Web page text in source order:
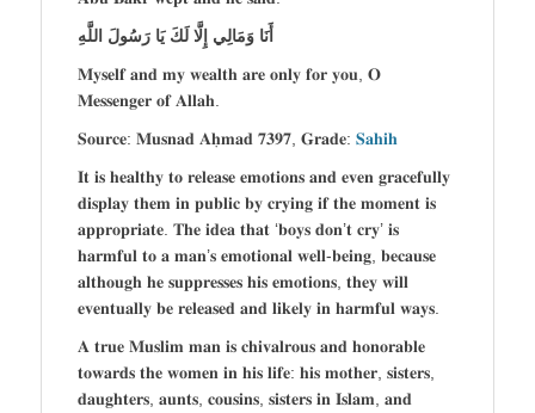
أَنَا وَمَالِي إِلَّا لَكَ يَا رَسُولَ اللَّهِ
𝐌𝐲𝐬𝐞𝐥𝐟 𝐚𝐧𝐝 𝐦𝐲 𝐰𝐞𝐚𝐥𝐭𝐡 𝐚𝐫𝐞 𝐨𝐧𝐥𝐲 𝐟𝐨𝐫 𝐲𝐨𝐮, 𝐎
𝐌𝐞𝐬𝐬𝐞𝐧𝐠𝐞𝐫 𝐨𝐟 𝐀𝐥𝐥𝐚𝐡.
𝐒𝐨𝐮𝐫𝐜𝐞: 𝐌𝐮𝐬𝐧𝐚𝐝 𝐀𝐡̣𝐦𝐚𝐝 𝟕𝟑𝟗𝟕, 𝐆𝐫𝐚𝐝𝐞: 𝐒𝐚𝐡𝐢𝐡
𝐈𝐭 𝐢𝐬 𝐡𝐞𝐚𝐥𝐭𝐡𝐲 𝐭𝐨 𝐫𝐞𝐥𝐞𝐚𝐬𝐞 𝐞𝐦𝐨𝐭𝐢𝐨𝐧𝐬 𝐚𝐧𝐝 𝐞𝐯𝐞𝐧 𝐠𝐫𝐚𝐜𝐞𝐟𝐮𝐥𝐥𝐲
𝐝𝐢𝐬𝐩𝐥𝐚𝐲 𝐭𝐡𝐞𝐦 𝐢𝐧 𝐩𝐮𝐛𝐥𝐢𝐜 𝐛𝐲 𝐜𝐫𝐲𝐢𝐧𝐠 𝐢𝐟 𝐭𝐡𝐞 𝐦𝐨𝐦𝐞𝐧𝐭 𝐢𝐬
𝐚𝐩𝐩𝐫𝐨𝐩𝐫𝐢𝐚𝐭𝐞. 𝐓𝐡𝐞 𝐢𝐝𝐞𝐚 𝐭𝐡𝐚𝐭 ‘𝐛𝐨𝐲𝐬 𝐝𝐨𝐧’𝐭 𝐜𝐫𝐲’ 𝐢𝐬
𝐡𝐚𝐫𝐦𝐟𝐮𝐥 𝐭𝐨 𝐚 𝐦𝐚𝐧’𝐬 𝐞𝐦𝐨𝐭𝐢𝐨𝐧𝐚𝐥 𝐰𝐞𝐥𝐥-𝐛𝐞𝐢𝐧𝐠, 𝐛𝐞𝐜𝐚𝐮𝐬𝐞
𝐚𝐥𝐭𝐡𝐨𝐮𝐠𝐡 𝐡𝐞 𝐬𝐮𝐩𝐩𝐫𝐞𝐬𝐬𝐞𝐬 𝐡𝐢𝐬 𝐞𝐦𝐨𝐭𝐢𝐨𝐧𝐬, 𝐭𝐡𝐞𝐲 𝐰𝐢𝐥𝐥
𝐞𝐯𝐞𝐧𝐭𝐮𝐚𝐥𝐥𝐲 𝐛𝐞 𝐫𝐞𝐥𝐞𝐚𝐬𝐞𝐝 𝐚𝐧𝐝 𝐥𝐢𝐤𝐞𝐥𝐲 𝐢𝐧 𝐡𝐚𝐫𝐦𝐟𝐮𝐥 𝐰𝐚𝐲𝐬.
𝐀 𝐭𝐫𝐮𝐞 𝐌𝐮𝐬𝐥𝐢𝐦 𝐦𝐚𝐧 𝐢𝐬 𝐜𝐡𝐢𝐯𝐚𝐥𝐫𝐨𝐮𝐬 𝐚𝐧𝐝 𝐡𝐨𝐧𝐨𝐫𝐚𝐛𝐥𝐞
𝐭𝐨𝐰𝐚𝐫𝐝𝐬 𝐭𝐡𝐞 𝐰𝐨𝐦𝐞𝐧 𝐢𝐧 𝐡𝐢𝐬 𝐥𝐢𝐟𝐞: 𝐡𝐢𝐬 𝐦𝐨𝐭𝐡𝐞𝐫, 𝐬𝐢𝐬𝐭𝐞𝐫𝐬,
𝐝𝐚𝐮𝐠𝐡𝐭𝐞𝐫𝐬, 𝐚𝐮𝐧𝐭𝐬, 𝐜𝐨𝐮𝐬𝐢𝐧𝐬, 𝐬𝐢𝐬𝐭𝐞𝐫𝐬 𝐢𝐧 𝐈𝐬𝐥𝐚𝐦, 𝐚𝐧𝐝